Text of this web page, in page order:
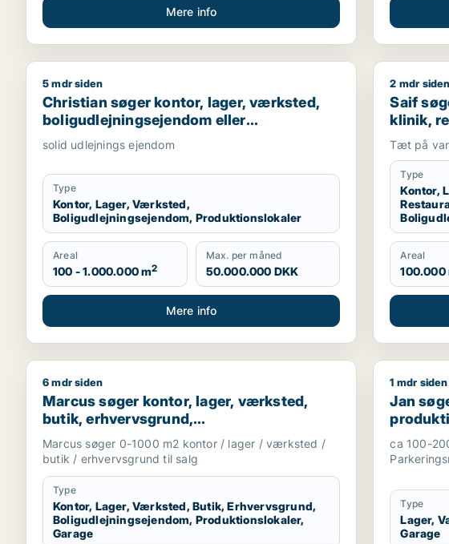
Mere info
Christian søger kontor, lager, værksted,
5 mdr siden
Christian søger kontor, lager, værksted,
boligudlejningsejendom eller
produktionslokaler til salg i Nordsjælland,
Roskilde eller Holbæk
solid udlejnings ejendom
Type
Kontor, Lager, Værksted,
Boligudlejningsejendom, Produktionslokaler
Areal
100 - 1.000.000 m2
Max. per måned
50.000.000 DKK
Mere info
Saif
2 mdr siden
Saif
klinik,
Tæt på
Type
Kontor,
Areal
100.000
Marcus søger kontor, lager, værksted, butik, erhvervsgrund,
6 mdr siden
Marcus søger kontor, lager, værksted,
butik, erhvervsgrund,
boligudlejningsejendom,
produktionslokaler eller garage til salg i
Marcus søger 0-1000 m2 kontor / lager / værksted /
butik / erhvervsgrund til salg
Type
Kontor, Lager, Værksted, Butik, Erhvervsgrund,
Boligudlejningsejendom, Produktionslokaler,
Garage
Jan
1 mdr siden
Jan
ca 100-
Type
Lager,
Garage